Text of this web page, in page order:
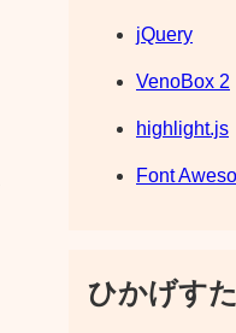
jQuery
VenoBox 2
highlight.js
Font
ひかげす